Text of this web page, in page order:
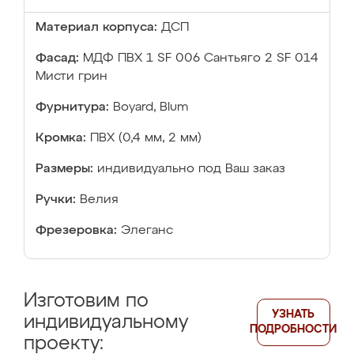
Материал корпуса: ДСП
Фасад: МДФ ПВХ 1 SF 006 Сантьяго 2 SF 014
Мисти грин
Фурнитура: Boyard, Blum
Кромка: ПВХ (0,4 мм, 2 мм)
Размеры: индивидуально под Ваш заказ
Ручки: Велия
Фрезеровка: Элеганс
Изготовим по
индивидуальному
проекту:
УЗНАТЬ
ПОДРОБНОСТИ